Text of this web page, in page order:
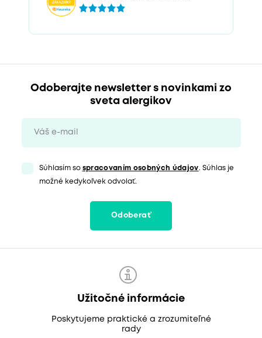
Odoberajte newsletter s novinkami zo
sveta alergikov
Súhlasím so spracovaním osobných údajov. Súhlas je
možné kedykoľvek odvolať.
Odoberať
Užitočné informácie
Poskytujeme praktické a zrozumiteľné
rady